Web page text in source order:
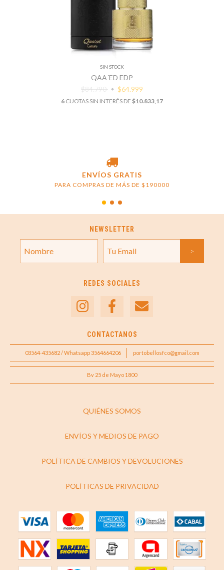
SIN STOCK
QAA´ED EDP
$84.790
$64.999
6 CUOTAS SIN INTERÉS DE $10.833,17
ENVÍOS GRATIS
PARA COMPRAS DE MÁS DE $190000
NEWSLETTER
REDES SOCIALES
CONTACTANOS
03564-435682 / Whatsapp 3564664206 portobellosfco@gmail.com
Bv 25 de Mayo 1800
QUIÉNES SOMOS
ENVÍOS Y MEDIOS DE PAGO
POLÍTICA DE CAMBIOS Y DEVOLUCIONES
POLÍTICAS DE PRIVACIDAD